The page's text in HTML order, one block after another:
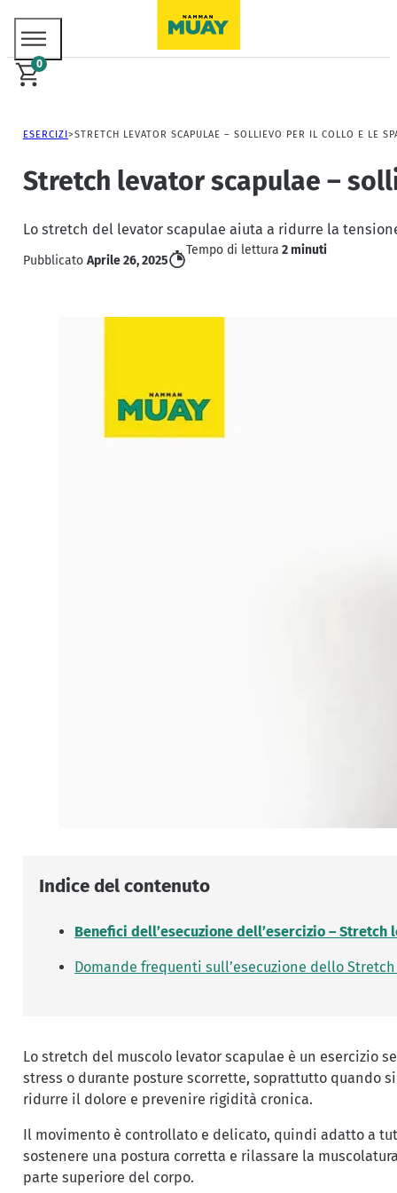
0
ESERCIZI STRETCH LEVATOR SCAPULAE – SOLLIEVO PER IL COLLO E LE
Stretch levator scapulae –
Lo stretch del levator scapulae aiuta a ridurre la
Pubblicato Aprile 26, 2025
Tempo di lettura 2 minuti
Indice del contenuto
Benefici dell’esecuzione dell’esercizio – Stretch
Domande frequenti sull’esecuzione dello
Lo stretch del muscolo levator scapulae è un esercizio
stress o durante posture scorrette, soprattutto quando
ridurre il dolore e prevenire rigidità cronica.
Il movimento è controllato e delicato, quindi adatto a
sostenere una postura corretta e rilassare la
parte superiore del corpo.